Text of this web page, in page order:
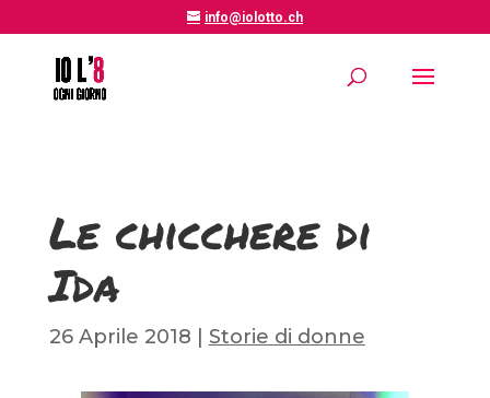
info@iolotto.ch
Le chicchere di
Ida
26 Aprile 2018 Storie di donne